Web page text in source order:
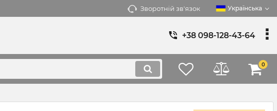
Зворотній зв'язок Українська
+38 098-128-43-64
0